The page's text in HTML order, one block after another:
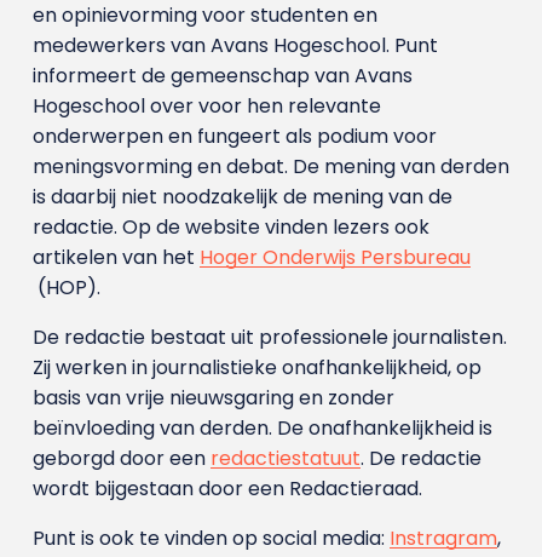
en opinievorming voor studenten en
medewerkers van Avans Hoge­school. Punt
informeert de gemeenschap van Avans
Hogeschool over voor hen relevante
onderwerpen en fungeert als podium voor
meningsvorming en debat. De mening van derden
is daarbij niet noodzakelijk de mening van de
redactie. Op de website vinden lezers ook
artikelen van het Hoger Onderwijs Persbureau
(HOP).
De redactie bestaat uit professionele journalisten.
Zij werken in journalistieke onafhankelijkheid, op
basis van vrije nieuwsgaring en zonder
beïnvloeding van derden. De onafhankelijkheid is
geborgd door een redactiestatuut. De redactie
wordt bijgestaan door een Redactieraad.
Punt is ook te vinden op social media: Instragram,